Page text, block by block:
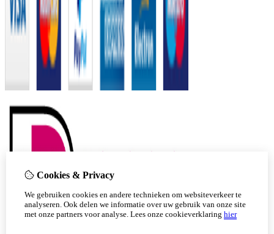
Cookies & Privacy
We gebruiken cookies en andere technieken om websiteverkeer te
analyseren. Ook delen we informatie over uw gebruik van onze site
met onze partners voor analyse. Lees onze cookieverklaring hier